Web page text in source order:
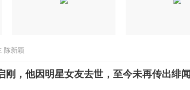
陈新颖
刚，他因明星女友去世，至今未再传出绯闻